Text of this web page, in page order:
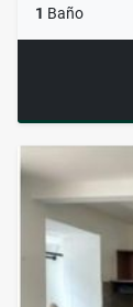
1 Baño